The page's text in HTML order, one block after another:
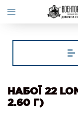
НАБОЇ 22
2.60 Г)